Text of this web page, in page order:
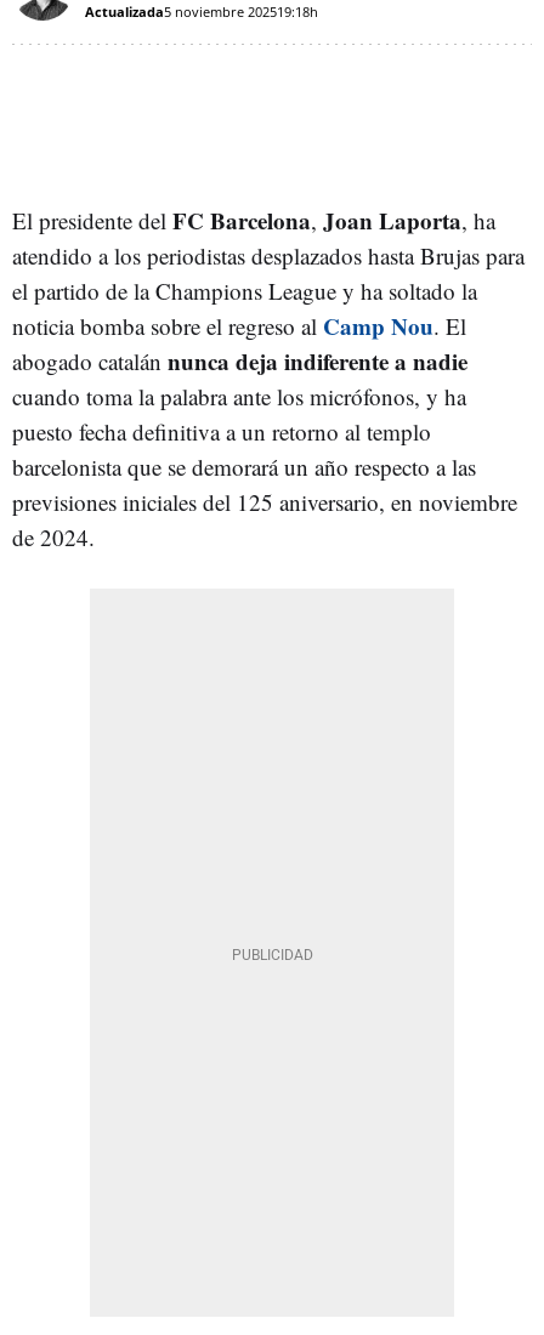
Actualizada5 noviembre 202519:18h
El presidente del FC Barcelona, Joan Laporta, ha
atendido a los periodistas desplazados hasta Brujas para
el partido de la Champions League y ha soltado la
noticia bomba sobre el regreso al Camp Nou. El
abogado catalán nunca deja indiferente a nadie
cuando toma la palabra ante los micrófonos, y ha
puesto fecha definitiva a un retorno al templo
barcelonista que se demorará un año respecto a las
previsiones iniciales del 125 aniversario, en noviembre
de 2024.